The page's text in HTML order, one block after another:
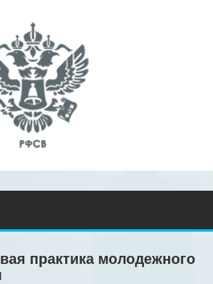
практика молодежного